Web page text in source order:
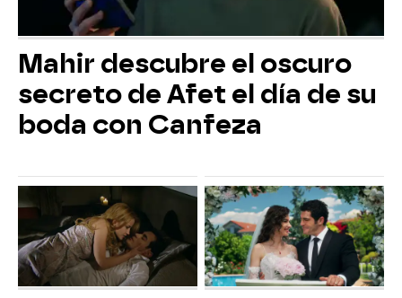
Mahir descubre el oscuro
secreto de Afet el día de su
boda con Canfeza